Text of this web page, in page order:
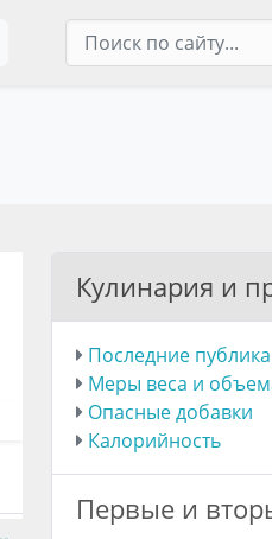
Кулинария и
Последние
Меры веса и
Опасные добавки
Калорийность
Первые и